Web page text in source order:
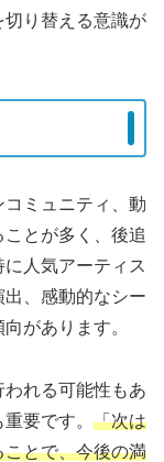
切り替える意識が
ミュニティ、動
とが多く、後追
人気アーティス
出、感動的なシー
があります。
れる可能性もあ
要です。 「次は
とで、今後の満